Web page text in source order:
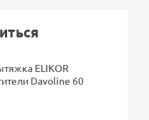
ELIKOR
Davoline 60